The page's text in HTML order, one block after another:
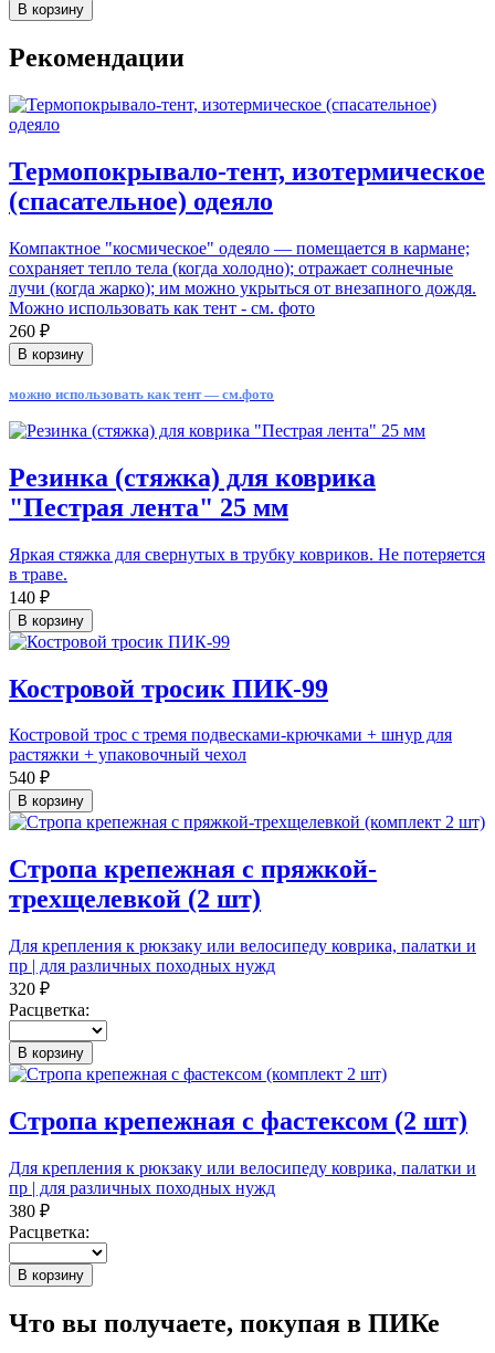
В корзину
Рекомендации
Термопокрывало-тент, изотермическое
(спасательное) одеяло
Компактное "космическое" одеяло — помещается в кармане;
сохраняет тепло тела (когда холодно); отражает солнечные
лучи (когда жарко); им можно укрыться от внезапного дождя.
Можно использовать как тент - см. фото
260 ₽
В корзину
можно использовать как тент — см.фото
Резинка (стяжка) для коврика
"Пестрая лента" 25 мм
Яркая стяжка для свернутых в трубку ковриков. Не потеряется
в траве.
140 ₽
В корзину
Костровой тросик ПИК-99
Костровой трос с тремя подвесками-крючками + шнур для
растяжки + упаковочный чехол
540 ₽
В корзину
Стропа крепежная с пряжкой-
трехщелевкой (2 шт)
Для крепления к рюкзаку или велосипеду коврика, палатки и
пр | для различных походных нужд
320 ₽
Расцветка:
В корзину
Стропа крепежная с фастексом (2 шт)
Для крепления к рюкзаку или велосипеду коврика, палатки и
пр | для различных походных нужд
380 ₽
Расцветка:
В корзину
Что вы получаете, покупая в ПИКе